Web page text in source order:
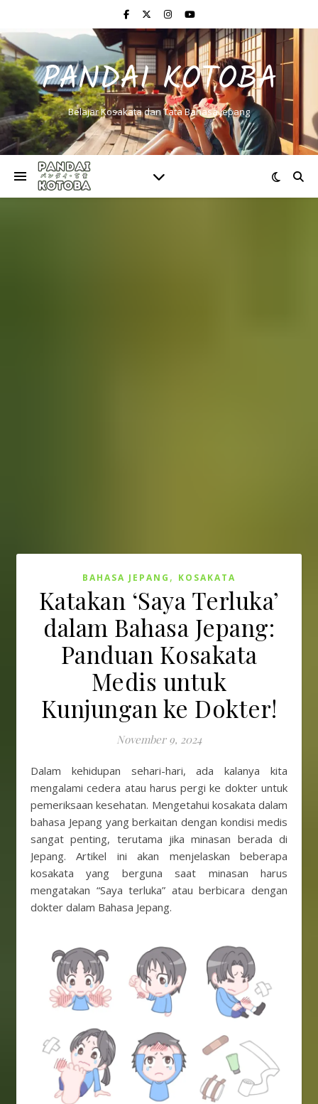
PANDAI KOTOBA
Belajar Kosakata dan Tata Bahasa Jepang
BAHASA JEPANG , KOSAKATA
Katakan ‘Saya Terluka’
dalam Bahasa Jepang:
Panduan Kosakata
Medis untuk
Kunjungan ke Dokter!
November 9, 2024
Dalam kehidupan sehari-hari, ada kalanya kita
mengalami cedera atau harus pergi ke dokter untuk
pemeriksaan kesehatan. Mengetahui kosakata dalam
bahasa Jepang yang berkaitan dengan kondisi medis
sangat penting, terutama jika minasan berada di
Jepang. Artikel ini akan menjelaskan beberapa
kosakata yang berguna saat minasan harus
mengatakan “Saya terluka” atau berbicara dengan
dokter dalam Bahasa Jepang.